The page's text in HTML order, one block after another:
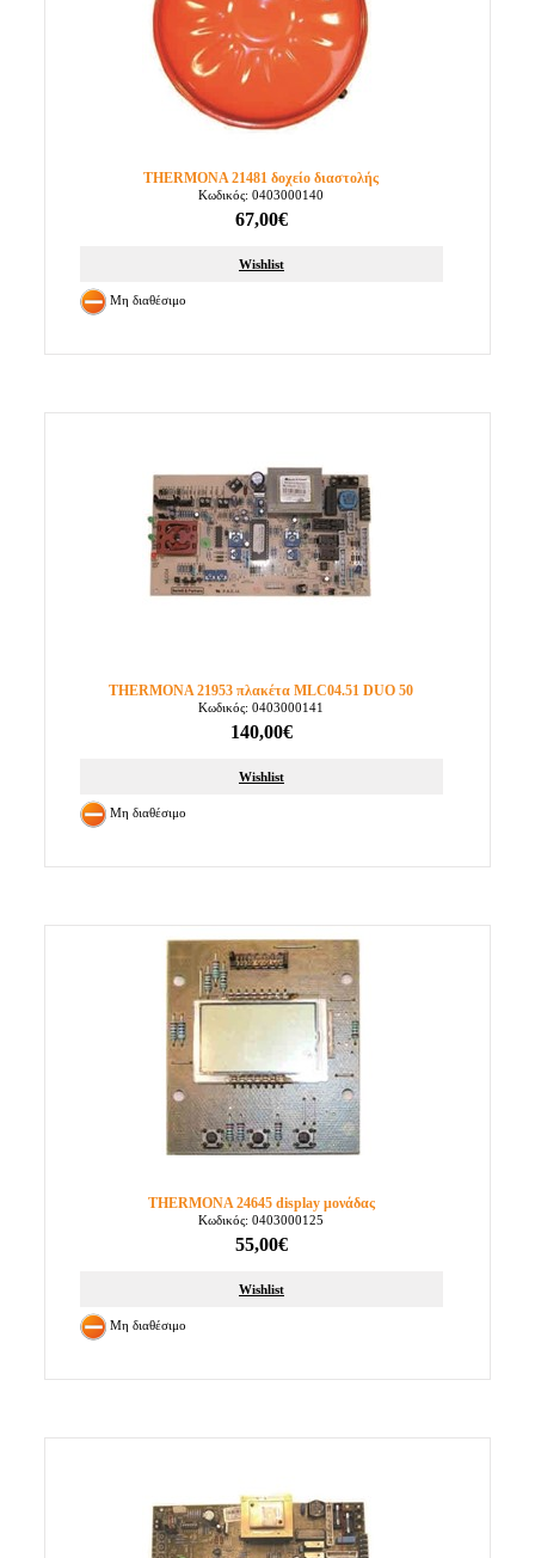
THERMONA 21481 δοχείο διαστολής
Κωδικός: 0403000140
67,00€
Wishlist
Μη διαθέσιμο
THERMONA 21953 πλακέτα MLC04.51 DUO 50
Κωδικός: 0403000141
140,00€
Wishlist
Μη διαθέσιμο
THERMONA 24645 display μονάδας
Κωδικός: 0403000125
55,00€
Wishlist
Μη διαθέσιμο